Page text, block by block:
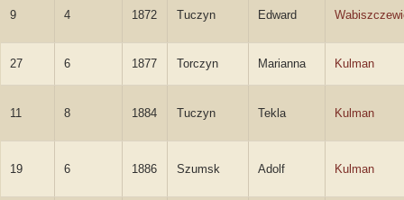
9 4 1872 Tuczyn Edward
27 6 1877 Torczyn Marianna Kulman
11 8 1884 Tuczyn Tekla Kulman
19 6 1886 Szumsk Adolf Kulman